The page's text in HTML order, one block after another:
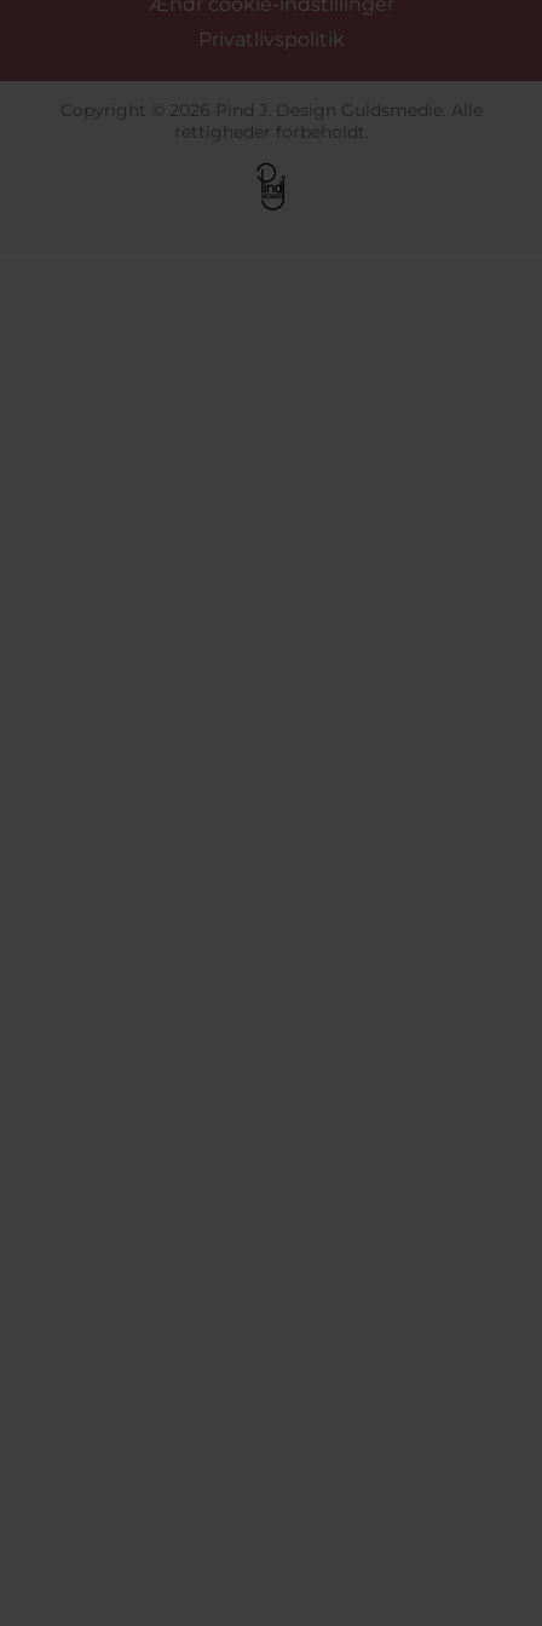
Privatlivspolitik
Copyright © 2026 Pind J. Design Guldsmedie. Alle
rettigheder forbeholdt.